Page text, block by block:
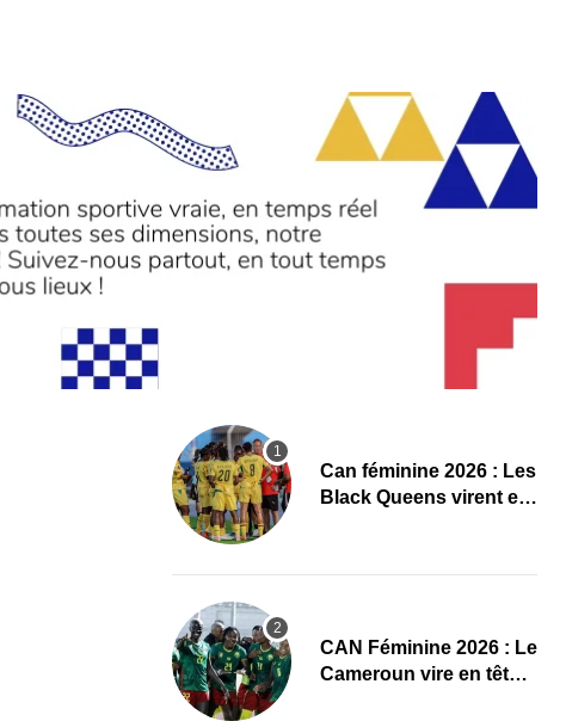
‎Can féminine 2026 : Les
Black Queens virent en
CAN Féminine 2026 : Le
Cameroun vire en tête